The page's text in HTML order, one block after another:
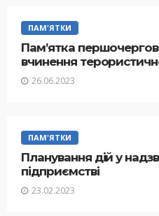
ПАМ'ЯТКИ
Пам’ятка
вчинення
26.06.2023
ПАМ'ЯТКИ
Планування дій у
підприємстві
23.02.2023